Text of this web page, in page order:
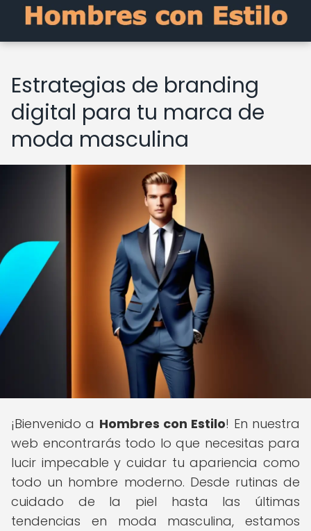
Estrategias de branding
digital para tu marca de
moda masculina
¡Bienvenido a Hombres con Estilo! En nuestra
web encontrarás todo lo que necesitas para
lucir impecable y cuidar tu apariencia como
todo un hombre moderno. Desde rutinas de
cuidado de la piel hasta las últimas
tendencias en moda masculina, estamos